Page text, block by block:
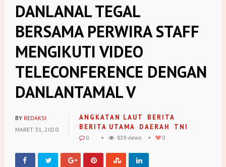
DANLANAL TEGAL
BERSAMA PERWIRA STAFF
MENGIKUTI VIDEO
TELECONFERENCE DENGAN
DANLANTAMAL V
BY REDAKSI
MARET 31, 2020
ANGKATAN LAUT
BERITA
BERITA UTAMA
DAERAH TNI
0 839 views 0